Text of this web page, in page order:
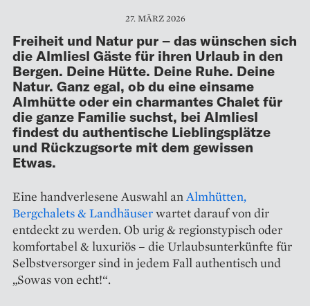
27. MÄRZ 2026
Freiheit und Natur pur – das wünschen sich
die Almliesl Gäste für ihren Urlaub in den
Bergen. Deine Hütte. Deine Ruhe. Deine
Natur. Ganz egal, ob du eine einsame
Almhütte oder ein charmantes Chalet für
die ganze Familie suchst, bei Almliesl
findest du authentische Lieblingsplätze
und Rückzugsorte mit dem gewissen
Etwas.
Eine handverlesene Auswahl anAlmhütten,
Bergchalets & Landhäuserwartet darauf von dir
entdeckt zu werden. Ob urig & regionstypisch oder
komfortabel & luxuriös – die Urlaubsunterkünfte für
Selbstversorger sind in jedem Fall authentisch und
„Sowas von echt!“.